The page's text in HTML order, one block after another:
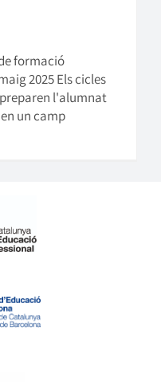
formació
2025 Els cicles
l'alumnat
un camp